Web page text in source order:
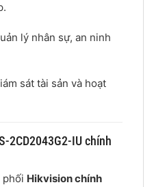
lý nhân sự, an ninh
sát tài sản và hoạt
2CD2043G2-IU chính
phối Hikvision chính